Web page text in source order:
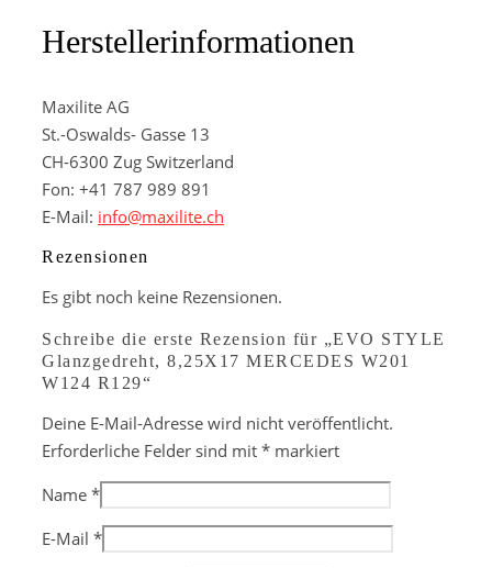
Herstellerinformationen
Maxilite AG
St.-Oswalds- Gasse 13
CH-6300 Zug Switzerland
Fon: +41 787 989 891
E-Mail: info@maxilite.ch
Rezensionen
Es gibt noch keine Rezensionen.
Schreibe die erste Rezension für „EVO STYLE
Glanzgedreht, 8,25X17 MERCEDES W201
W124 R129“
Deine E-Mail-Adresse wird nicht veröffentlicht.
Erforderliche Felder sind mit * markiert
Name *
E-Mail *